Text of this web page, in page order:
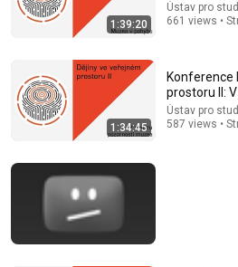
Conference History in Public
Kirshenblatt-Gimblett (keynote)
Ústav pro studium totalitních režimů
1:39:20
Ústav pro
661 views •
1:34:45
Konference
prostoru II:
Ústav pro
587 views •